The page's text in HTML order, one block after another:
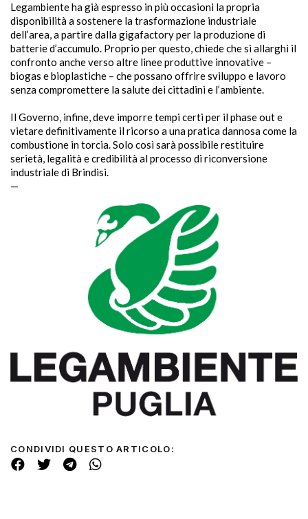
Legambiente ha già espresso in più occasioni la propria
disponibilità a sostenere la trasformazione industriale
dell’area, a partire dalla gigafactory per la produzione di
batterie d’accumulo. Proprio per questo, chiede che si allarghi il
confronto anche verso altre linee produttive innovative –
biogas e bioplastiche – che possano offrire sviluppo e lavoro
senza compromettere la salute dei cittadini e l’ambiente.
Il Governo, infine, deve imporre tempi certi per il phase out e
vietare definitivamente il ricorso a una pratica dannosa come la
combustione in torcia. Solo così sarà possibile restituire
serietà, legalità e credibilità al processo di riconversione
industriale di Brindisi.
—
CONDIVIDI QUESTO ARTICOLO: